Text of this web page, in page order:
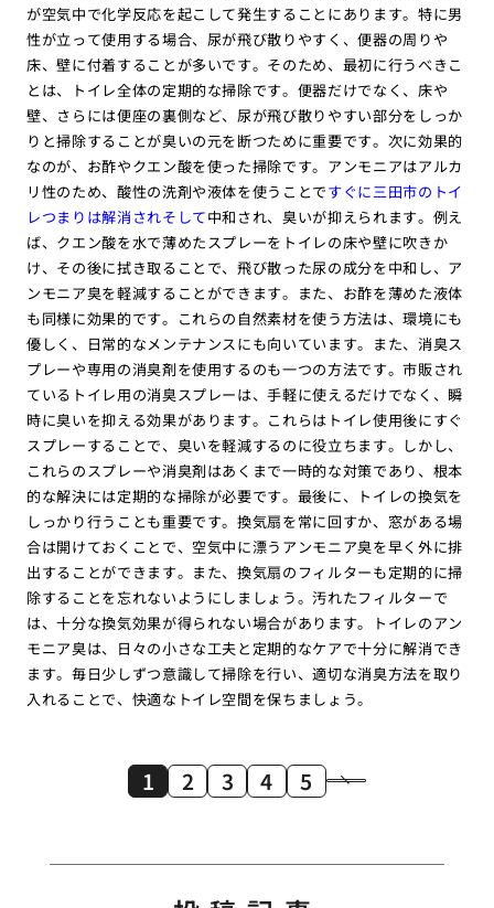
が空気中で化学反応を起こして発生することにあります。特に男
性が立って使用する場合、尿が飛び散りやすく、便器の周りや
床、壁に付着することが多いです。そのため、最初に行うべきこ
とは、トイレ全体の定期的な掃除です。便器だけでなく、床や
壁、さらには便座の裏側など、尿が飛び散りやすい部分をしっか
りと掃除することが臭いの元を断つために重要です。次に効果的
なのが、お酢やクエン酸を使った掃除です。アンモニアはアルカ
リ性のため、酸性の洗剤や液体を使うことですぐに三田市のトイ
レつまりは解消されそして中和され、臭いが抑えられます。例え
ば、クエン酸を水で薄めたスプレーをトイレの床や壁に吹きか
け、その後に拭き取ることで、飛び散った尿の成分を中和し、ア
ンモニア臭を軽減することができます。また、お酢を薄めた液体
も同様に効果的です。これらの自然素材を使う方法は、環境にも
優しく、日常的なメンテナンスにも向いています。また、消臭ス
プレーや専用の消臭剤を使用するのも一つの方法です。市販され
ているトイレ用の消臭スプレーは、手軽に使えるだけでなく、瞬
時に臭いを抑える効果があります。これらはトイレ使用後にすぐ
スプレーすることで、臭いを軽減するのに役立ちます。しかし、
これらのスプレーや消臭剤はあくまで一時的な対策であり、根本
的な解決には定期的な掃除が必要です。最後に、トイレの換気を
しっかり行うことも重要です。換気扇を常に回すか、窓がある場
合は開けておくことで、空気中に漂うアンモニア臭を早く外に排
出することができます。また、換気扇のフィルターも定期的に掃
除することを忘れないようにしましょう。汚れたフィルターで
は、十分な換気効果が得られない場合があります。トイレのアン
モニア臭は、日々の小さな工夫と定期的なケアで十分に解消でき
ます。毎日少しずつ意識して掃除を行い、適切な消臭方法を取り
入れることで、快適なトイレ空間を保ちましょう。
1 2 3 4 5